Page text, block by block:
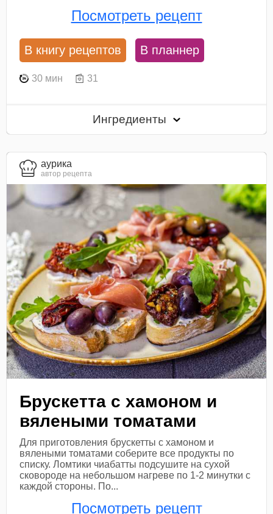
Посмотреть рецепт
В книгу рецептов В планнер
30 мин 31
Ингредиенты
aурика
автор рецепта
Брускетта с хамоном и
вялеными томатами
Для приготовления брускетты с хамоном и
вялеными томатами соберите все продукты по
списку. Ломтики чиабатты подсушите на сухой
сковороде на небольшом нагреве по 1-2 минутки с
каждой стороны. По...
Посмотреть рецепт